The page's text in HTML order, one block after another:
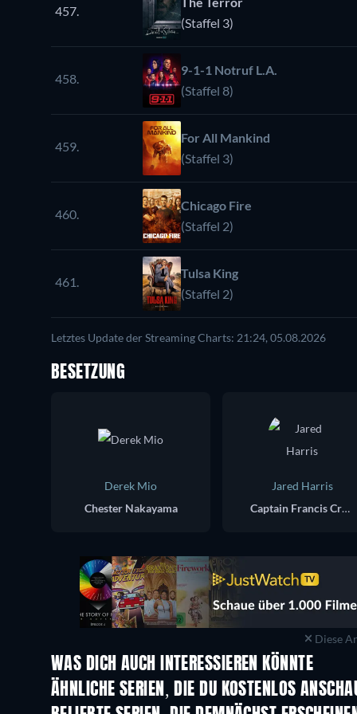
457.
(Staffel 3)
458.
9-1-1 Notruf L.A.
(Staffel 8)
459.
For All Mankind
(Staffel 3)
460.
Chicago Fire
(Staffel 2)
461.
Tulsa King
(Staffel 2)
Letztes Update der Streaming Charts: 21:24, 05.08.2026
BESETZUNG
Derek Mio
Chester Nakayama
Jared Harris
Captain Francis Crozier
Diese
WAS DICH AUCH INTERESSIEREN KÖNNTE
Serie
ÄHNLICHE SERIEN, DIE DU KOSTENLOS
Serie Serie